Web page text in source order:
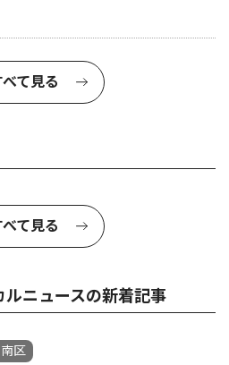
べて見る
べて見る
ルニュースの新着記事
区